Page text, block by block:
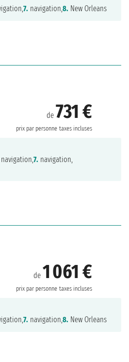
7. navigation,8. New Orleans
de 731 €
prix par personne taxes incluses
navigation,7. navigation,
de 1 061 €
prix par personne taxes incluses
7. navigation,8. New Orleans